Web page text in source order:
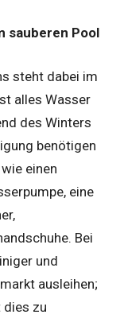
sauberen Pool
steht dabei im
alles Wasser
des Winters
benötigen
einen
eine
Bei
und
ausleihen;
dies zu